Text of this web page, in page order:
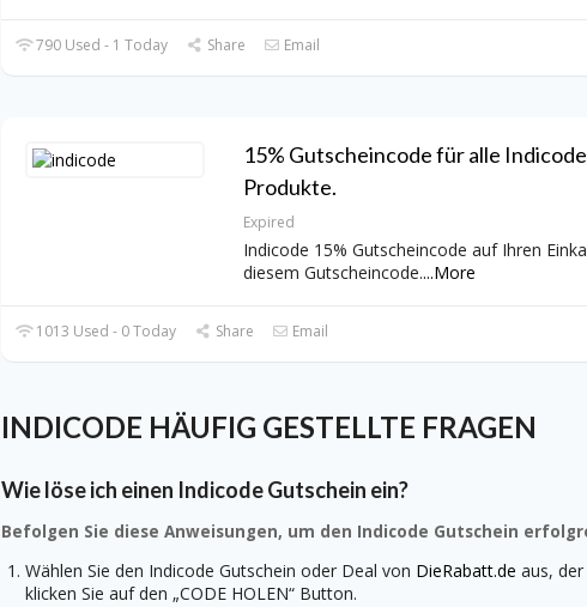
790 Used - 1 Today Share Email
15% Gutscheincode für alle Indicode
Produkte.
Expired
Indicode 15% Gutscheincode auf Ihren
diesem Gutscheincode....More
1013 Used - 0 Today Share Email
INDICODE HÄUFIG GESTELLTE FRAGEN
Wie löse ich einen Indicode Gutschein ein?
Befolgen Sie diese Anweisungen, um den Indicode Gutschein
Wählen Sie den Indicode Gutschein oder Deal von DieRabatt.de aus,
klicken Sie auf den „CODE HOLEN“ Button.